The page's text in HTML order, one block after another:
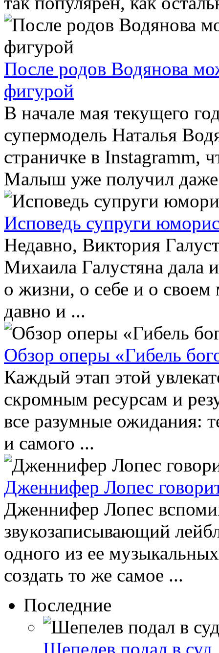
После родов Водянова
фигурой
В начале мая текущего
супермодель Наталья
страничке в Instagramm,
Малыш уже получил
Исповедь супруги
Недавно, Виктория
Михаила Галустяна дала
о жизни, о себе и о своем
давно и ...
Обзор оперы «Гибель
Каждый этап этой
скромным ресурсам и
все разумные ожидания:
и самого ...
Дженнифер Лопес
Дженнифер Лопес
звукозаписывающий
одного из ее
создать то же самое ...
Последние